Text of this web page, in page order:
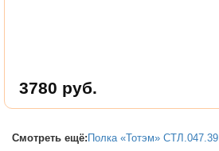
3780 руб.
Смотреть ещё:Полка «Тотэм» СТЛ.047.39